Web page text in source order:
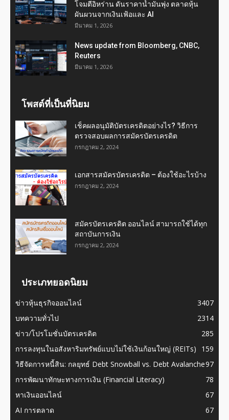
โจมตีอิหร่าน ดันราคาน้ำมันพุ่ง ตลาดหุ้น
ผันผวนจากเงินเฟ้อและ AI
มีนาคม 1, 2026
News update from Bloomberg, CNBC,
Reuters
มีนาคม 1, 2026
โพสต์ที่เป็นที่นิยม
เช็คผลอนุมัติบัตรเครดิตอย่างไร? วิธีการ
ตรวจสอบผลการสมัครบัตรเครดิต
กรกฎาคม 2, 2024
เอกสารสมัครบัตรเครดิต – ต้องใช้อะไรบ้าง
กรกฎาคม 2, 2024
สมัครบัตรเครดิต ออนไลน์ สามารถใช้ได้ทุก
สถาบันการเงิน
กรกฎาคม 2, 2024
ประเภทยอดนิยม
ข่าวหุ้นธุรกิจออนไลน์
3407
บทความทั่วไป
2314
ข่าว/โปรโมชั่นบัตรเครดิต
285
การลงทุนในอสังหาริมทรัพย์แบบไม่ใช้เงินก้อนใหญ่ (REITs)
159
วิธีจัดการหนี้สิน: กลยุทธ์ Debt Snowball vs. Debt Avalanche97
การพัฒนาทักษะทางการเงิน (Financial Literacy)
78
หาเงินออนไลน์
67
AI การตลาด
67